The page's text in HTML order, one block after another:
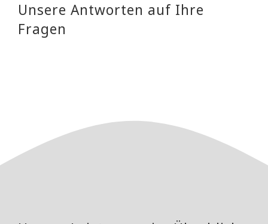
Unsere Antworten auf Ihre
Fragen